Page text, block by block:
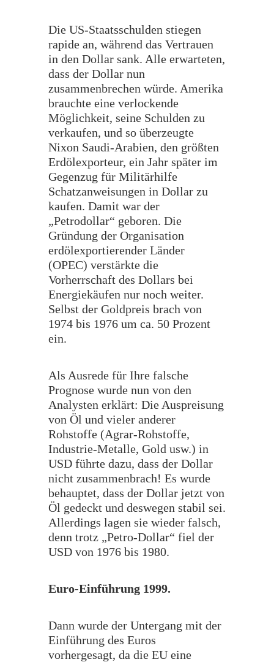
Die US-Staatsschulden stiegen
rapide an, während das Vertrauen
in den Dollar sank. Alle erwarteten,
dass der Dollar nun
zusammenbrechen würde. Amerika
brauchte eine verlockende
Möglichkeit, seine Schulden zu
verkaufen, und so überzeugte
Nixon Saudi-Arabien, den größten
Erdölexporteur, ein Jahr später im
Gegenzug für Militärhilfe
Schatzanweisungen in Dollar zu
kaufen. Damit war der
„Petrodollar“ geboren. Die
Gründung der Organisation
erdölexportierender Länder
(OPEC) verstärkte die
Vorherrschaft des Dollars bei
Energiekäufen nur noch weiter.
Selbst der Goldpreis brach von
1974 bis 1976 um ca. 50 Prozent
ein.
Als Ausrede für Ihre falsche
Prognose wurde nun von den
Analysten erklärt: Die Auspreisung
von Öl und vieler anderer
Rohstoffe (Agrar-Rohstoffe,
Industrie-Metalle, Gold usw.) in
USD führte dazu, dass der Dollar
nicht zusammenbrach! Es wurde
behauptet, dass der Dollar jetzt von
Öl gedeckt und deswegen stabil sei.
Allerdings lagen sie wieder falsch,
denn trotz „Petro-Dollar“ fiel der
USD von 1976 bis 1980.
Euro-Einführung 1999.
Dann wurde der Untergang mit der
Einführung des Euros
vorhergesagt, da die EU eine